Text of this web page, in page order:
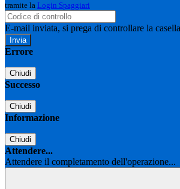
tramite la Login Spaggiari
E-mail inviata, si prega di controllare la
Errore
Chiudi
Successo
Chiudi
Informazione
Chiudi
Attendere...
Attendere il completamento dell'operazione...